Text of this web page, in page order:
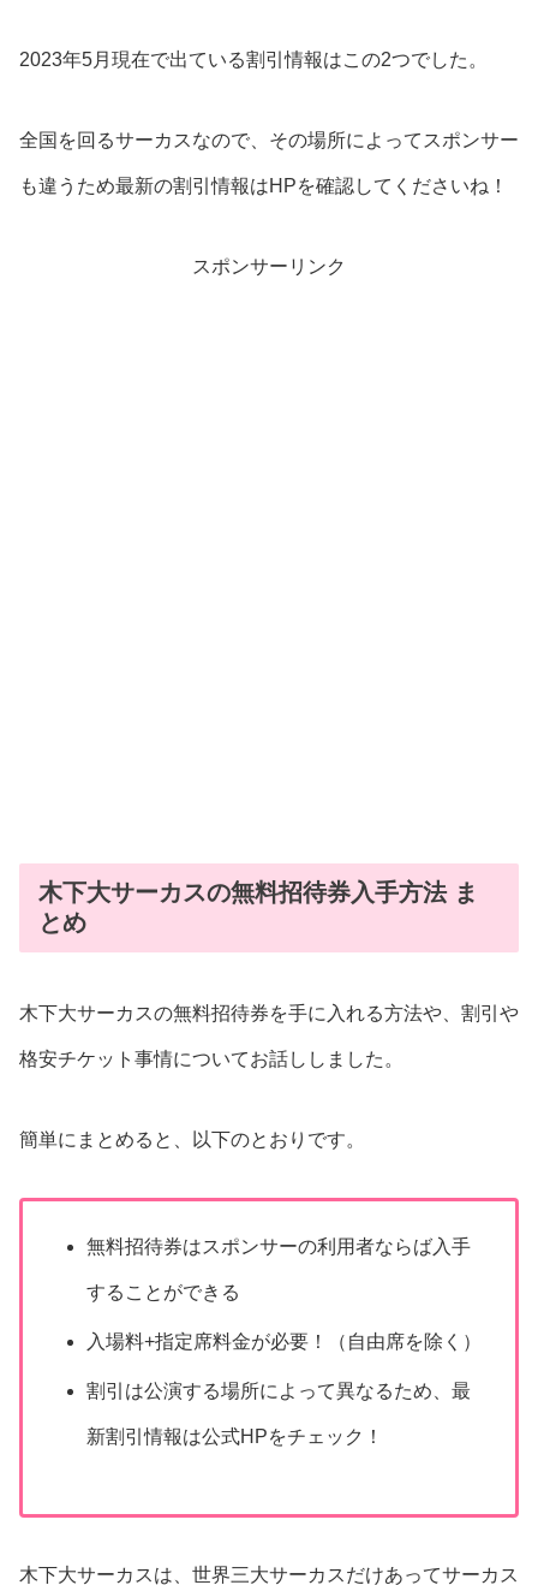
2023年5月現在で出ている割引情報はこの2つでした。
全国を回るサーカスなので、その場所によってスポンサー
も違うため最新の割引情報はHPを確認してくださいね！
スポンサーリンク
木下大サーカスの無料招待券入手方法 ま
とめ
木下大サーカスの無料招待券を手に入れる方法や、割引や
格安チケット事情についてお話ししました。
簡単にまとめると、以下のとおりです。
無料招待券はスポンサーの利用者ならば入手
することができる
入場料+指定席料金が必要！（自由席を除く）
割引は公演する場所によって異なるため、最
新割引情報は公式HPをチェック！
木下大サーカスは、世界三大サーカスだけあってサーカス